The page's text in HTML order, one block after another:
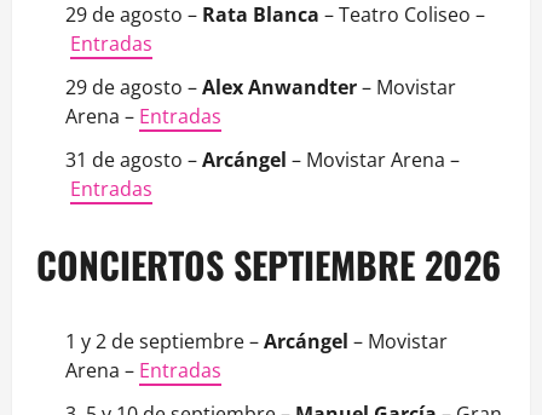
29 de agosto – Rata Blanca – Teatro Coliseo –
Entradas
29 de agosto –Alex Anwandter– Movistar
Arena – Entradas
31 de agosto –Arcángel – Movistar Arena –
Entradas
CONCIERTOS SEPTIEMBRE 2026
1 y 2 de septiembre –Arcángel – Movistar
Arena – Entradas